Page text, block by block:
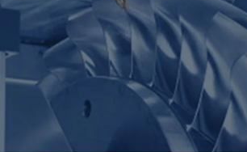
反振動
ツールホルダーアクセサリー
マシン
アングルヘッド